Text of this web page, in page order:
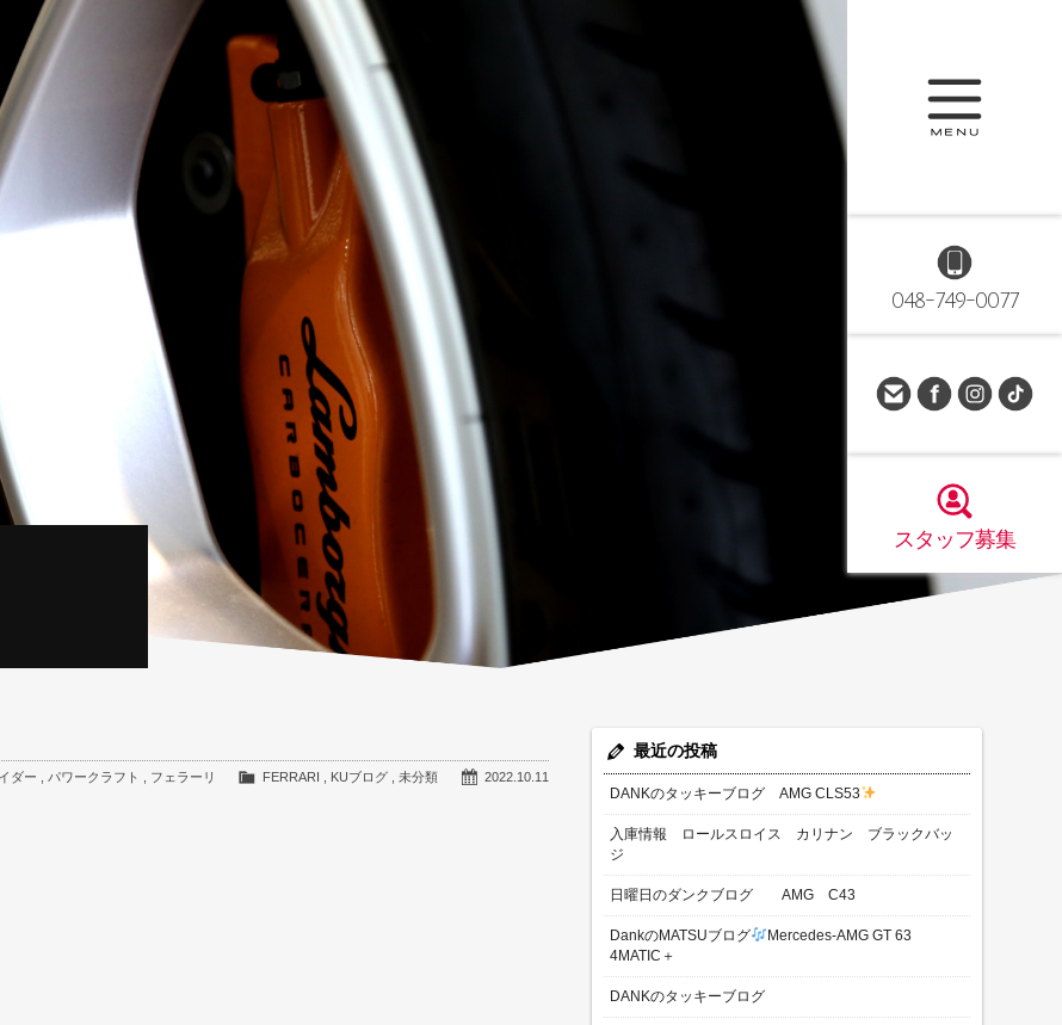
048-749-0077
スタッフ募集
2022.10.11
FERRARI KUブログ ,未分類
ダー パワークラフト フェラーリ
最近の投稿
DANKのタッキーブログ AMG CLS53
入庫情報 ロールスロイス カリナン ブラックバッ
ジ
日曜日のダンクブログ AMG C43
DankのMATSUブログ
Mercedes-AMG GT 63
4MATIC＋
DANKのタッキーブログ